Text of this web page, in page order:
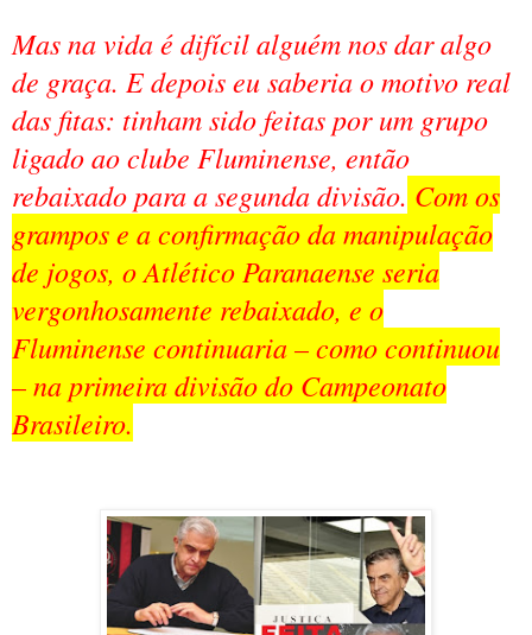
Mas na vida é difícil alguém nos dar algo
de graça. E depois eu saberia o motivo real
das fitas: tinham sido feitas por um grupo
ligado ao clube Fluminense, então
rebaixado para a segunda divisão. Com os
grampos e a confirmação da manipulação
de jogos, o Atlético Paranaense seria
vergonhosamente rebaixado, e o
Fluminense continuaria – como continuou
– na primeira divisão do Campeonato
Brasileiro.